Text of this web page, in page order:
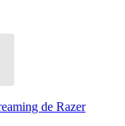
de Razer